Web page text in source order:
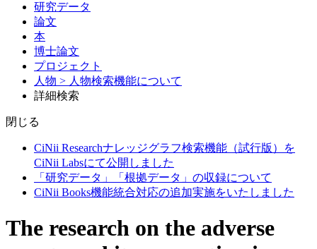
研究データ
論文
本
博士論文
プロジェクト
人物 > 人物検索機能について
詳細検索
閉じる
CiNii Researchナレッジグラフ検索機能（試行版）を
CiNii Labsにて公開しました
「研究データ」「根拠データ」の収録について
CiNii Books機能統合対応の追加実施をいたしました
The research on the adverse